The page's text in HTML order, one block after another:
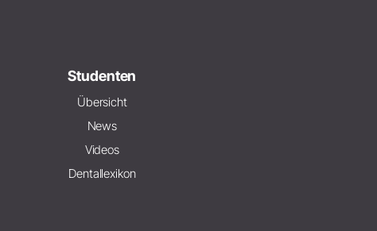
Studenten
Übersicht
News
Videos
Dentallexikon